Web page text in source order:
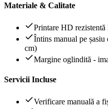
Materiale & Calitate
Printare HD
Întins manual pe
cm)
Margine oglindită -
Servicii Incluse
Verificare manuală a